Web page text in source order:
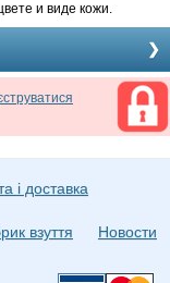
и виде кожи.
і доставка
взуття Новости